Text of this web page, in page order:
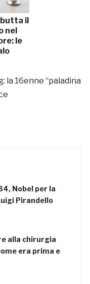
il
nel
le
la 16enne “paladina
Nobel per la
Pirandello
alla chirurgia
era prima e